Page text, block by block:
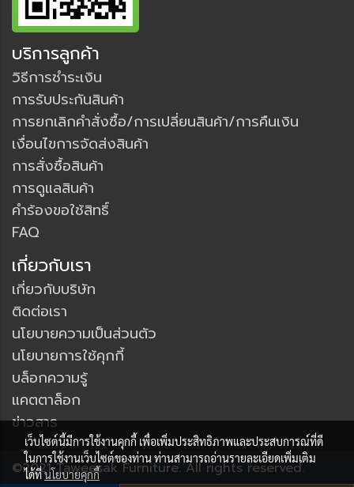
บริการลูกค้า
วิธีการชำระเงิน
การรับประกันสินค้า
การยกเลิกคำสั่งซื้อ/การเปลี่ยนสินค้า/การคืนเงิน
เงื่อนไขการจัดส่งสินค้า
การสั่งซื้อสินค้า
การดูแลสินค้า
คำร้องขอใช้สิทธิ์
FAQ
เกี่ยวกับเรา
เกี่ยวกับบริษัท
ติดต่อเรา
นโยบายความเป็นส่วนตัว
นโยบายการใช้คุกกี้
บล็อกความรู้
แคตตาล็อก
ข่าวสาร
©2021 Taweesak Furniture. All rights reserved.
เว็บไซต์นี้มีการใช้งานคุกกี้ เพื่อเพิ่มประสิทธิภาพและประสบการณ์ที่ดี
ในการใช้งานเว็บไซต์ของท่าน ท่านสามารถอ่านรายละเอียดเพิ่มเติม
ได้ที่นโยบายคุกกี้